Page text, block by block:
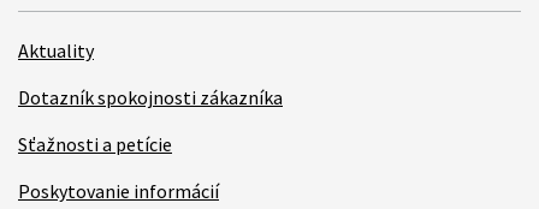
Aktuality
Dotazník spokojnosti zákazníka
Sťažnosti a petície
Poskytovanie informácií